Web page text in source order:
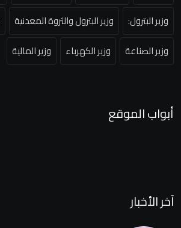
وزير البترول:
وزير البترول والثروة المعدنية
وزير الصناعة
وزير الكهرباء وزير المالية
أبواب الموقع
آخر الأخبار